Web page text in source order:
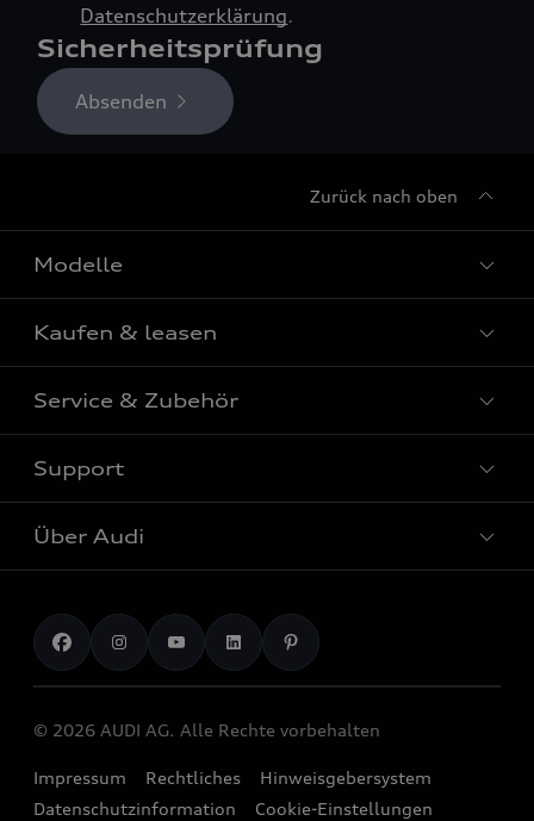
Datenschutzerklärung.
Sicherheitsprüfung
Bitte bestätigen Sie, dass Sie ein Mensch sind, um fortzufahren
Absenden
Zurück nach oben
Modelle
Alle Modelle
Modelle vergleichen
Elektromodelle
Plug-in-Hybride
Kaufen & leasen
Neuwagensuche
Gebrauchtwagensuche
Gebrauchtwagen
Geschäftskunden
Service & Zubehör
Saisonale Angebote
Audi Services
Garantie
Audi digital services
myAudi
Support
Kundenservice
Audi Code
Häufige Fragen (FAQ)
Audi Online Beratung
Online-Terminvereinbarung
Über Audi
Unternehmen
Karriere
Datenschutz
© 2026 AUDI AG. Alle Rechte vorbehalten
Impressum Rechtliches
Hinweisgebersystem
Datenschutzinformation
Cookie-Einstellungen